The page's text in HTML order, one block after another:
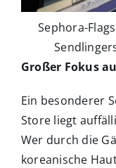
Sephora-
Großer Fokus
Ein besonderer
Store liegt
Wer durch die
koreanische